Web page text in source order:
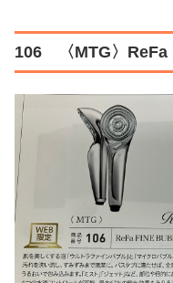
106 〈MTG〉ReFa